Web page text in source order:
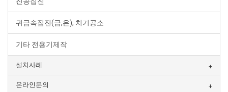
귀금속집진(금,은), 치기공소
기타 전용기제작
설치사례
온라인문의